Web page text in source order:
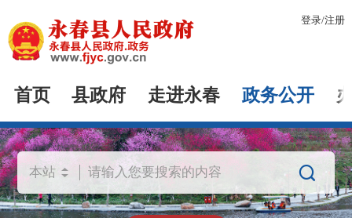
登录/注册
首页 县政府 走进永春 政务公开
